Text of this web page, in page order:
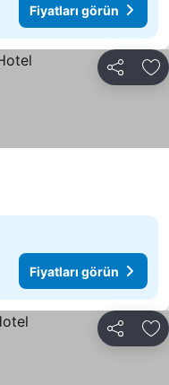
Fiyatları görün
Paylaş
Fiyatları görün
Paylaş